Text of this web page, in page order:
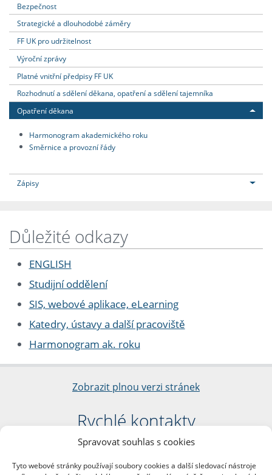
Spravovat souhlas s cookies
Tyto webové stránky používají soubory cookies a další sledovací nástroje
Bezpečnost
Strategické a dlouhodobé záměry
FF UK pro udržitelnost
Výroční zprávy
Platné vnitřní předpisy FF UK
Rozhodnutí a sdělení děkana, opatření a sdělení tajemníka
Opatření děkana
Harmonogram akademického roku
Směrnice a provozní řády
Zápisy
Důležité odkazy
ENGLISH
Studijní oddělení
SIS, webové aplikace, eLearning
Katedry, ústavy a další pracoviště
Harmonogram ak. roku
Zobrazit plnou verzi stránek
Rychlé kontakty
Filozofická fakulta
nám. Jana Palacha 1/2